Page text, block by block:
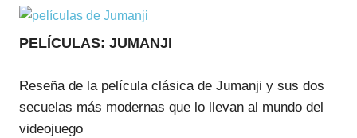
PELÍCULAS: JUMANJI
Reseña de la película clásica de Jumanji y sus dos
secuelas más modernas que lo llevan al mundo del
videojuego